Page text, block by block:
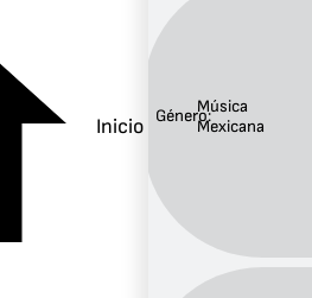
Inicio Género:Música
Mexicana